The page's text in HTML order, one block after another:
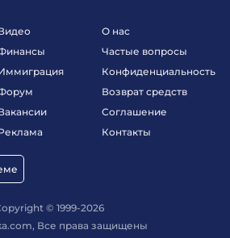
О нас
Частые вопросы
Конфиденциальность
Возврат средств
Соглашение
Контакты
© 1999-2026
Все права защищены